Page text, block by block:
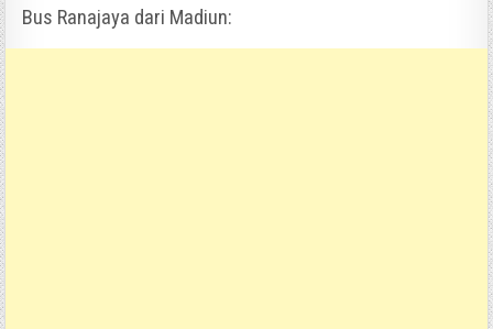
Bus Ranajaya dari Madiun: